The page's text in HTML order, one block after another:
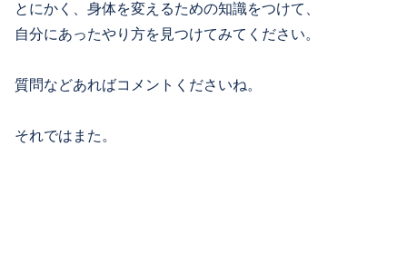
とにかく、身体を変えるための知識をつけて、
自分にあったやり方を見つけてみてください。
質問などあればコメントくださいね。
それではまた。